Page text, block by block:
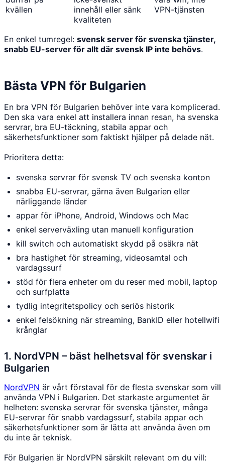
kvällen
innehåll eller sänk
kvaliteten
VPN-tjänsten
En enkel tumregel: svensk server för svenska tjänster,
snabb EU-server för allt där svensk IP inte behövs.
Bästa VPN för Bulgarien
En bra VPN för Bulgarien behöver inte vara komplicerad.
Den ska vara enkel att installera innan resan, ha svenska
servrar, bra EU-täckning, stabila appar och
säkerhetsfunktioner som faktiskt hjälper på delade nät.
Prioritera detta:
svenska servrar för svensk TV och svenska konton
snabba EU-servrar, gärna även Bulgarien eller
närliggande länder
appar för iPhone, Android, Windows och Mac
enkel serverväxling utan manuell konfiguration
kill switch och automatiskt skydd på osäkra nät
bra hastighet för streaming, videosamtal och
vardagssurf
stöd för flera enheter om du reser med mobil, laptop
och surfplatta
tydlig integritetspolicy och seriös historik
enkel felsökning när streaming, BankID eller hotellwifi
krånglar
1. NordVPN – bäst helhetsval för svenskar i
Bulgarien
NordVPN är vårt förstaval för de flesta svenskar som vill
använda VPN i Bulgarien. Det starkaste argumentet är
helheten: svenska servrar för svenska tjänster, många
EU-servrar för snabb vardagssurf, stabila appar och
säkerhetsfunktioner som är lätta att använda även om
du inte är teknisk.
För Bulgarien är NordVPN särskilt relevant om du vill: